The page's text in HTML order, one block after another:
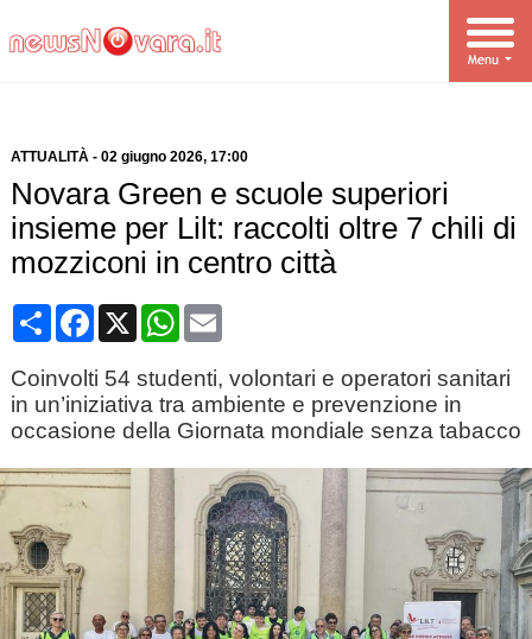
ATTUALITÀ- 02 giugno 2026, 17:00
Novara Green e scuole superiori
insieme per Lilt: raccolti oltre 7 chili di
mozziconi in centro città
CondividiFacebook
X WhatsApp
Email
Coinvolti 54 studenti, volontari e operatori sanitari
in un’iniziativa tra ambiente e prevenzione in
occasione della Giornata mondiale senza tabacco